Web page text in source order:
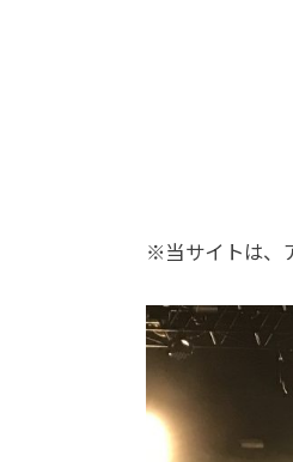
※当サイトは、